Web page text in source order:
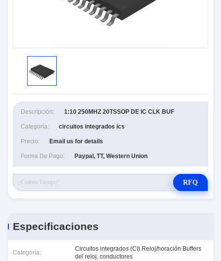
Descripción: 1:10 250MHZ 20TSSOP DE IC CLK BUF
Categoría: circuitos integrados ics
Precio: Email us for details
Forma De Pago: Paypal, TT, Western Union
RFQ
Especificaciones
Categoría:
Circuitos integrados (CI) Reloj/horación Buffers
del reloj, conductores